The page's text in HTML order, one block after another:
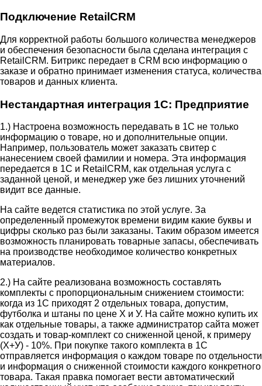
Подключение RetailCRM
Для корректной работы большого количества менеджеров
и обеспечения безопасности была сделана интеграция с
RetailCRM. Битрикс передает в CRM всю информацию о
заказе и обратно принимает изменения статуса, количества
товаров и данных клиента.
Нестандартная интеграция 1С: Предприятие
1.) Настроена возможность передавать в 1С не только
информацию о товаре, но и дополнительные опции.
Например, пользователь может заказать свитер с
нанесением своей фамилии и номера. Эта информация
передается в 1С и RetailCRM, как отдельная услуга с
заданной ценой, и менеджер уже без лишних уточнений
видит все данные.
На сайте ведется статистика по этой услуге. За
определенный промежуток времени видим какие буквы и
цифры сколько раз были заказаны. Таким образом имеется
возможность планировать товарные запасы, обеспечивать
на производстве необходимое количество конкретных
материалов.
2.) На сайте реализована возможность составлять
комплекты с пропорциональным снижением стоимости:
когда из 1С приходят 2 отдельных товара, допустим,
футболка и штаны по цене Х и У. На сайте можно купить их
как отдельные товары, а также администратор сайта может
создать и товар-комплект со сниженной ценой, к примеру
(Х+У) - 10%. При покупке такого комплекта в 1С
отправляется информация о каждом товаре по отдельности
и информация о сниженной стоимости каждого конкретного
товара. Такая правка помогает вести автоматический